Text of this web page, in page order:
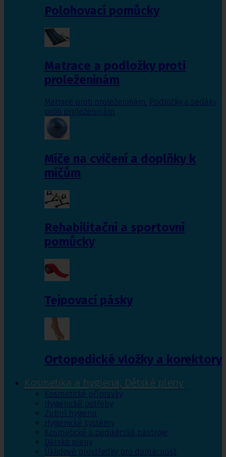
Polohovací pomůcky
Matrace a podložky proti
proleženinám
Matrace proti proleženinám, Podložky a sedáky
proti proleženinám
Míče na cvičení a doplňky k
míčům
Rehabilitační a sportovní
pomůcky
Tejpovací pásky
Ortopedické vložky a korektory
Kosmetika a hygiena, Dětské pleny
Kosmetické přípravky
Hygienické potřeby
Zubní hygiena
Hygienické systémy
Kosmetické a pedikérské nástroje
Dětské pleny
Úklidové prostředky pro domácnost